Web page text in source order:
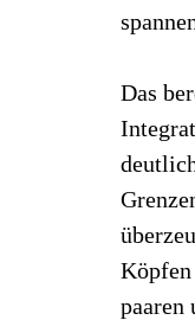
Das
paaren